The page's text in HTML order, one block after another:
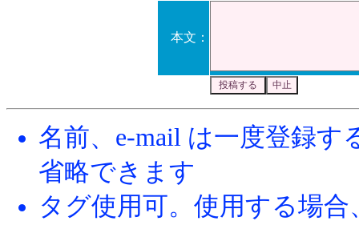
本文：
名前、e-mail は一度登録
省略できます
タグ使用可。使用する場